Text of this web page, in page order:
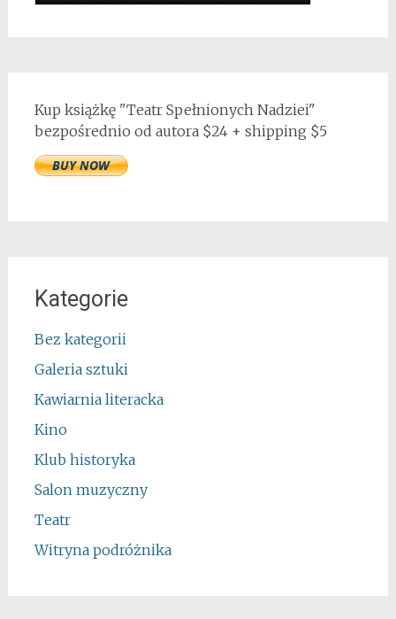
Kup książkę "Teatr Spełnionych Nadziei"
bezpośrednio od autora $24 + shipping $5
Kategorie
Bez kategorii
Galeria sztuki
Kawiarnia literacka
Kino
Klub historyka
Salon muzyczny
Teatr
Witryna podróżnika